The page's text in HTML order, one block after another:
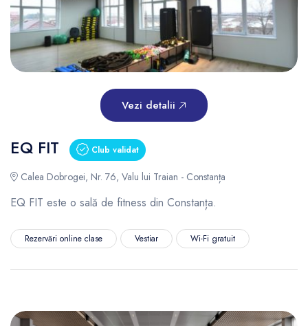
Vezi detalii
EQ FIT Club validat
Calea Dobrogei, Nr. 76, Valu lui Traian - Constanța
EQ FIT este o sală de fitness din Constanța.
Rezervări online clase Vestiar Wi-Fi gratuit